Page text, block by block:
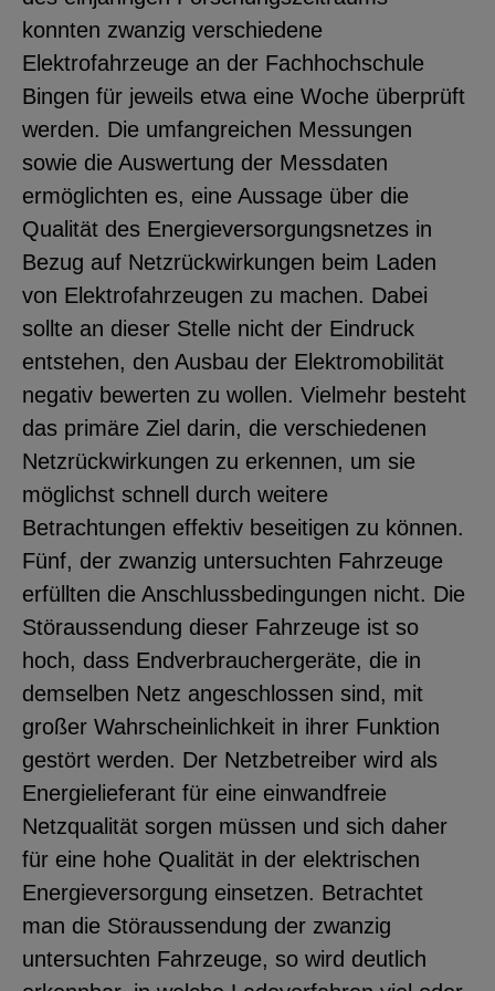
konnten zwanzig verschiedene
Elektrofahrzeuge an der Fachhochschule
Bingen für jeweils etwa eine Woche überprüft
werden. Die umfangreichen Messungen
sowie die Auswertung der Messdaten
ermöglichten es, eine Aussage über die
Qualität des Energieversorgungsnetzes in
Bezug auf Netzrückwirkungen beim Laden
von Elektrofahrzeugen zu machen. Dabei
sollte an dieser Stelle nicht der Eindruck
entstehen, den Ausbau der Elektromobilität
negativ bewerten zu wollen. Vielmehr besteht
das primäre Ziel darin, die verschiedenen
Netzrückwirkungen zu erkennen, um sie
möglichst schnell durch weitere
Betrachtungen effektiv beseitigen zu können.
Fünf, der zwanzig untersuchten Fahrzeuge
erfüllten die Anschlussbedingungen nicht. Die
Störaussendung dieser Fahrzeuge ist so
hoch, dass Endverbrauchergeräte, die in
demselben Netz angeschlossen sind, mit
großer Wahrscheinlichkeit in ihrer Funktion
gestört werden. Der Netzbetreiber wird als
Energielieferant für eine einwandfreie
Netzqualität sorgen müssen und sich daher
für eine hohe Qualität in der elektrischen
Energieversorgung einsetzen. Betrachtet
man die Störaussendung der zwanzig
untersuchten Fahrzeuge, so wird deutlich